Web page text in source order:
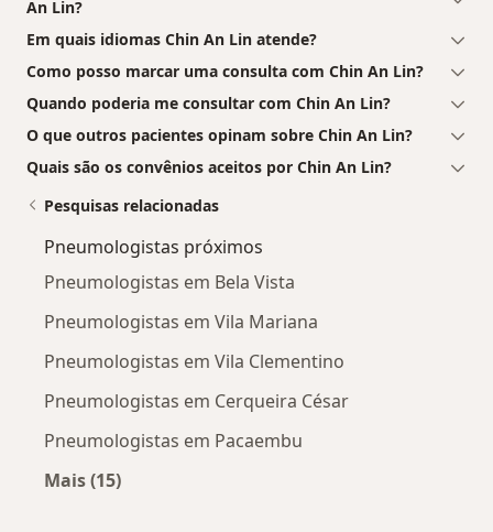
An Lin?
Em quais idiomas Chin An Lin atende?
Como posso marcar uma consulta com Chin An Lin?
Quando poderia me consultar com Chin An Lin?
O que outros pacientes opinam sobre Chin An Lin?
Quais são os convênios aceitos por Chin An Lin?
Pesquisas relacionadas
Pneumologistas próximos
Pneumologistas em Bela Vista
Pneumologistas em Vila Mariana
Pneumologistas em Vila Clementino
Pneumologistas em Cerqueira César
Pneumologistas em Pacaembu
Mais (15)